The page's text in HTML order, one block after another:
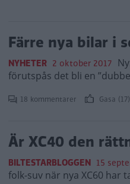
Färre nya bilar i
NYHETER 2 oktober 2017
förutspås det bli en
18 kommentarer Gasa (17)
Är XC40 den
BILTESTARBLOGGEN 15
folk-suv när nya XC60 har